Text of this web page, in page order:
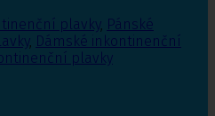
plavky, Pánské
, Dámské inkontinenční
plavky